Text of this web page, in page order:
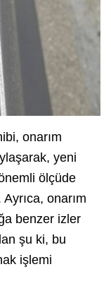
onarım
yeni
ölçüde
onarım
benzer izler
şu ki, bu
işlemi